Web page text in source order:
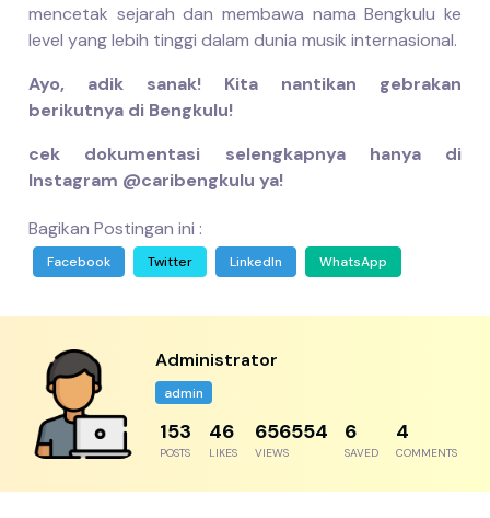
mencetak sejarah dan membawa nama Bengkulu ke
level yang lebih tinggi dalam dunia musik internasional.
Ayo, adik sanak! Kita nantikan gebrakan
berikutnya di Bengkulu!
cek dokumentasi selengkapnya hanya di
Instagram @caribengkulu ya!
Bagikan Postingan ini :
Facebook Twitter LinkedIn WhatsApp
Administrator
admin
230
POSTS
69
LIKES
984831
VIEWS
9
SAVED
6
COMMENTS